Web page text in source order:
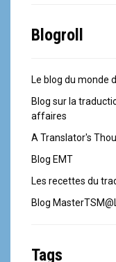
Blogroll
Le blog du monde
Blog sur la
affaires
A Translator's
Blog EMT
Les recettes du
Blog
Tags